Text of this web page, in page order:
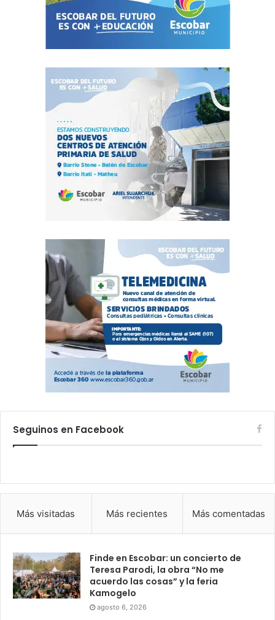
Seguinos en Facebook
Más visitadas Más recientes Más comentadas
Finde en Escobar: un concierto de
Teresa Parodi, la obra “No me
acuerdo las cosas” y la feria
Kamogelo
agosto 6, 2026